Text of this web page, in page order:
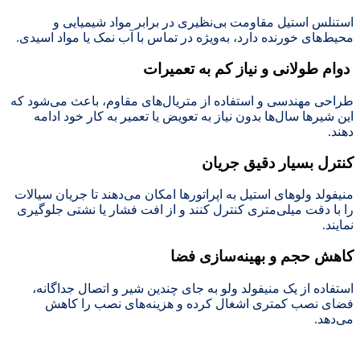
استنلس استیل مقاومت بی‌نظیری در برابر مواد شیمیایی و
محیط‌های خورنده دارد، به‌ویژه در تماس با آب نمک یا مواد اسیدی.
دوام طولانی و نیاز کم به تعمیرات
طراحی مهندسی و استفاده از متریال‌های مقاوم، باعث می‌شود که
این شیرها سال‌ها بدون نیاز به تعویض یا تعمیر به کار خود ادامه
دهند.
کنترل بسیار دقیق جریان
منیفولد ولوهای استیل به اپراتورها امکان می‌دهند تا جریان سیالات
را با دقت میلی‌متری کنترل کنند و از افت فشار یا نشتی جلوگیری
نمایند.
کاهش حجم و بهینه‌سازی فضا
استفاده از یک منیفولد ولو به جای چندین شیر و اتصال جداگانه،
فضای نصب کمتری اشغال کرده و هزینه‌های نصب را کاهش
می‌دهد.